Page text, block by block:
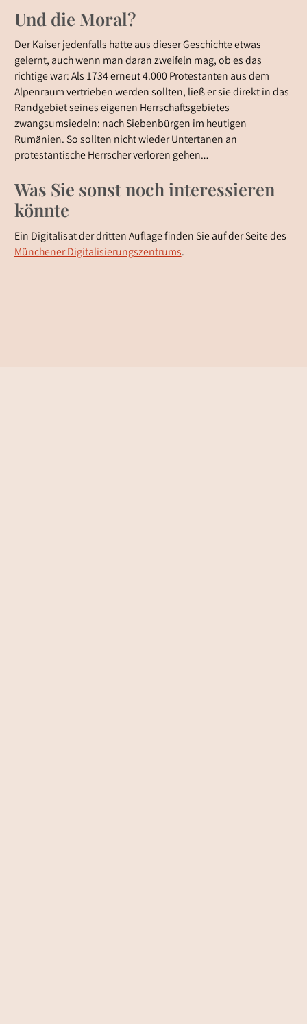
Und die Moral?
Der Kaiser jedenfalls hatte aus dieser Geschichte etwas
gelernt, auch wenn man daran zweifeln mag, ob es das
richtige war: Als 1734 erneut 4.000 Protestanten aus dem
Alpenraum vertrieben werden sollten, ließ er sie direkt in das
Randgebiet seines eigenen Herrschaftsgebietes
zwangsumsiedeln: nach Siebenbürgen im heutigen
Rumänien. So sollten nicht wieder Untertanen an
protestantische Herrscher verloren gehen…
Was Sie sonst noch interessieren
könnte
Ein Digitalisat der dritten Auflage finden Sie auf der Seite des
Münchener Digitalisierungszentrums.